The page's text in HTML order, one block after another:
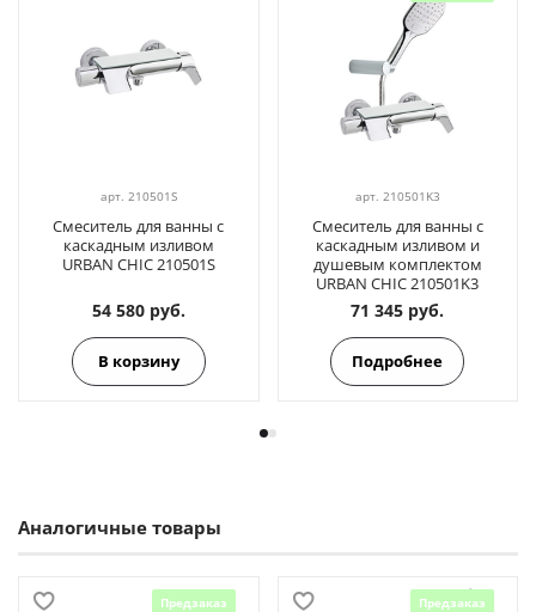
арт. 210501S
Смеситель для ванны с
каскадным изливом
URBAN CHIC 210501S
54 580 руб.
В корзину
арт. 210501K3
Смеситель для ванны с
каскадным изливом и
душевым комплектом
URBAN CHIC 210501K3
71 345 руб.
Подробнее
Аналогичные товары
Предзаказ Предзаказ